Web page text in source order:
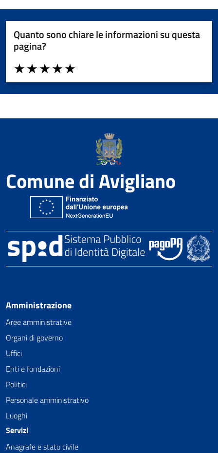
Quanto sono chiare le informazioni su questa
pagina?
Valuta da 1 a 5 stelle la pagina
Valuta 5 stelle su 5
Valuta 4 stelle su 5
Valuta 3 stelle su 5
Valuta 2 stelle su 5
Valuta 1 stelle su 5
Comune di Avigliano
Amministrazione
Aree amministrative
Organi di governo
Uffici
Enti e fondazioni
Politici
Personale amministrativo
Luoghi
Servizi
Anagrafe e stato civile